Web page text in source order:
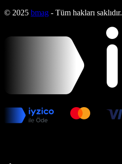
© 2025 bmag - Tüm hakları saklıdır.